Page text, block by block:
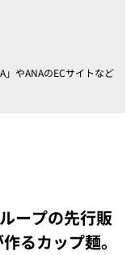
」やANAのECサイトなど
ープの先行販
るカップ麺。